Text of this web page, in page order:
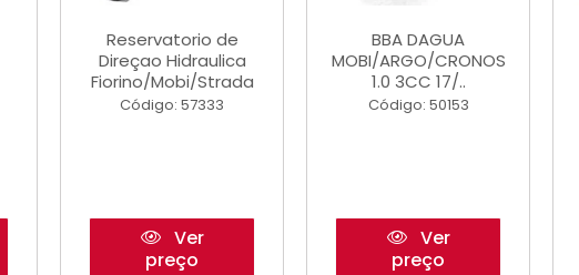
Reservatorio de
Direçao Hidraulica
Fiorino/Mobi/Strada
Código: 57333
Ver
preço
BBA DAGUA
MOBI/ARGO/CRONOS
1.0 3CC 17/..
Código: 50153
Ver
preço